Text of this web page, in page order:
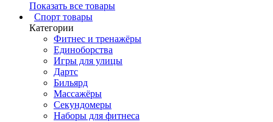
Показать все товары
Cпорт товары
Категории
Фитнес и тренажёры
Единоборства
Игры для улицы
Дартс
Бильярд
Массажёры
Секундомеры
Наборы для фитнеса